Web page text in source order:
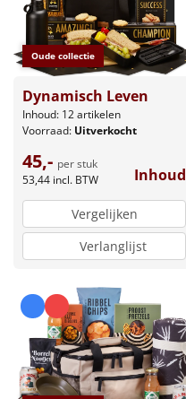
Oude collectie
Dynamisch Leven
Inhoud: 12 artikelen
Voorraad: Uitverkocht
45,- per stuk
53,44 incl. BTW Inhoud
Vergelijken
Verlanglijst